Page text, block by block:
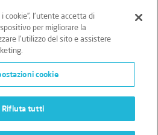
12431470157
fornitori
Cookie Policy
cookie”, l'utente accetta di
per migliorare la
l'utilizzo del sito e assistere
cookie
Rifiuta tutti